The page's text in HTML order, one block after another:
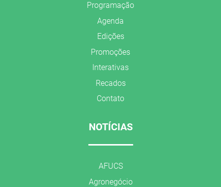
Programação
Agenda
Edições
Promoções
Interativas
Recados
Contato
NOTÍCIAS
AFUCS
Agronegócio